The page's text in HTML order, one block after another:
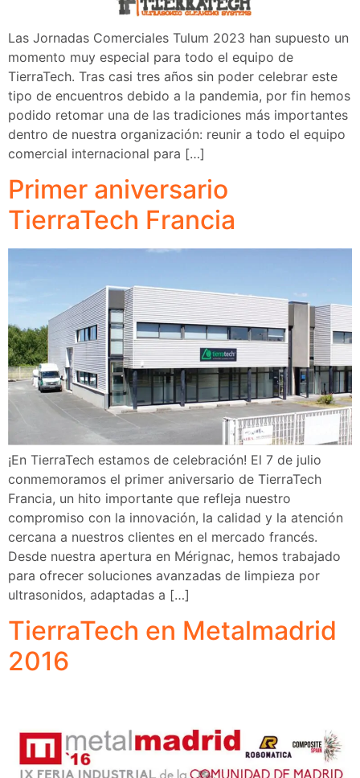
Las Jornadas Comerciales Tulum 2023 han supuesto un
momento muy especial para todo el equipo de
TierraTech. Tras casi tres años sin poder celebrar este
tipo de encuentros debido a la pandemia, por fin hemos
podido retomar una de las tradiciones más importantes
dentro de nuestra organización: reunir a todo el equipo
comercial internacional para […]
Primer aniversario
TierraTech Francia
¡En TierraTech estamos de celebración! El 7 de julio
conmemoramos el primer aniversario de TierraTech
Francia, un hito importante que refleja nuestro
compromiso con la innovación, la calidad y la atención
cercana a nuestros clientes en el mercado francés.
Desde nuestra apertura en Mérignac, hemos trabajado
para ofrecer soluciones avanzadas de limpieza por
ultrasonidos, adaptadas a […]
TierraTech en Metalmadrid
2016